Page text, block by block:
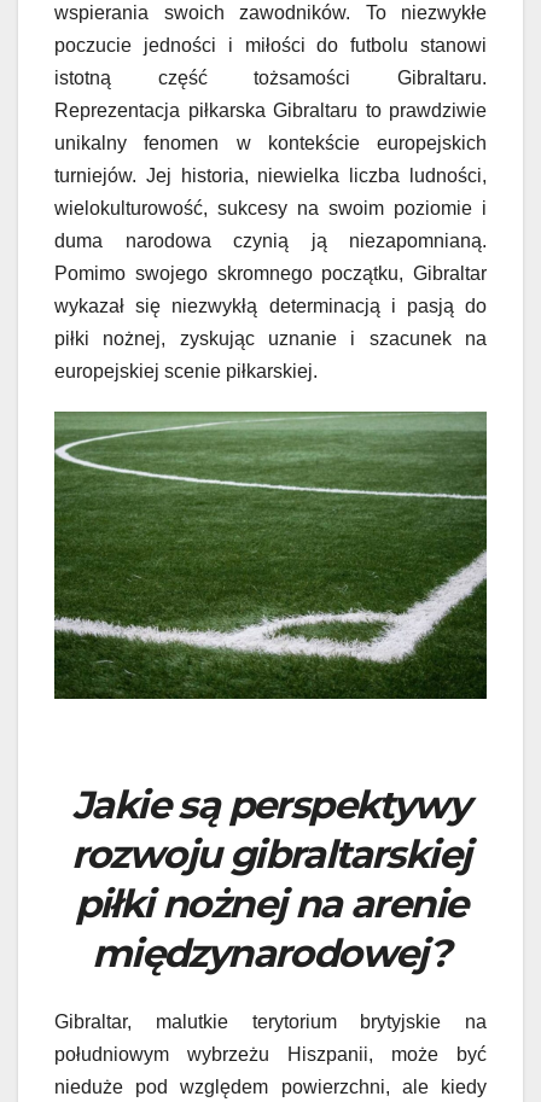
wspierania swoich zawodników. To niezwykłe
poczucie jedności i miłości do futbolu stanowi
istotną część tożsamości Gibraltaru.
Reprezentacja piłkarska Gibraltaru to prawdziwie
unikalny fenomen w kontekście europejskich
turniejów. Jej historia, niewielka liczba ludności,
wielokulturowość, sukcesy na swoim poziomie i
duma narodowa czynią ją niezapomnianą.
Pomimo swojego skromnego początku, Gibraltar
wykazał się niezwykłą determinacją i pasją do
piłki nożnej, zyskując uznanie i szacunek na
europejskiej scenie piłkarskiej.
Jakie są perspektywy
rozwoju gibraltarskiej
piłki nożnej na arenie
międzynarodowej?
Gibraltar, malutkie terytorium brytyjskie na
południowym wybrzeżu Hiszpanii, może być
nieduże pod względem powierzchni, ale kiedy